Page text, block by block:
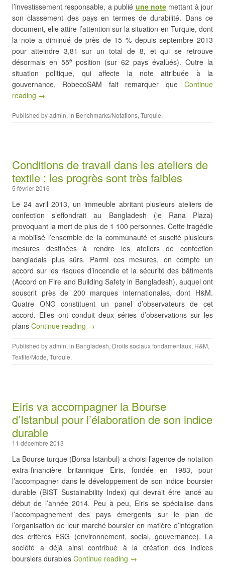
l’investissement responsable, a publié une notemettant à jour
son classement des pays en termes de durabilité. Dans ce
document, elle attire l’attention sur la situation en Turquie, dont
la note a diminué de près de 15 % depuis septembre 2013
pour atteindre 3,81 sur un total de 8, et qui se retrouve
désormais en 55e position (sur 62 pays évalués). Outre la
situation politique, qui affecte la note attribuée à la
gouvernance, RobecoSAM fait remarquer que Continue
reading →
Published byadmin, in Benchmarks/Notations, Turquie.
Conditions de travail dans les ateliers de
textile : les progrès sont très faibles
5 février 2016
Le 24 avril 2013, un immeuble abritant plusieurs ateliers de
confection s’effondrait au Bangladesh (le Rana Plaza)
provoquant la mort de plus de 1 100 personnes. Cette tragédie
a mobilisé l’ensemble de la communauté et suscité plusieurs
mesures destinées à rendre les ateliers de confection
bangladais plus sûrs. Parmi ces mesures, on compte un
accord sur les risques d’incendie et la sécurité des bâtiments
(Accord on Fire and Building Safety in Bangladesh), auquel ont
souscrit près de 200 marques internationales, dont H&M.
Quatre ONG constituent un panel d’observateurs de cet
accord. Elles ont conduit deux séries d’observations sur les
plans Continue reading →
Published byadmin, in Bangladesh, Droits sociaux fondamentaux, H&M,
Textile/Mode, Turquie.
Eiris va accompagner la Bourse
d’Istanbul pour l’élaboration de son indice
durable
11 décembre 2013
La Bourse turque (Borsa Istanbul) a choisi l’agence de notation
extra-financière britannique Eiris, fondée en 1983, pour
l’accompagner dans le développement de son indice boursier
durable (BIST Sustainability Index) qui devrait être lancé au
début de l’année 2014. Peu à peu, Eiris se spécialise dans
l’accompagnement des pays émergents sur le plan de
l’organisation de leur marché boursier en matière d’intégration
des critères ESG (environnement, social, gouvernance). La
société a déjà ainsi contribué à la création des indices
boursiers durables Continue reading →